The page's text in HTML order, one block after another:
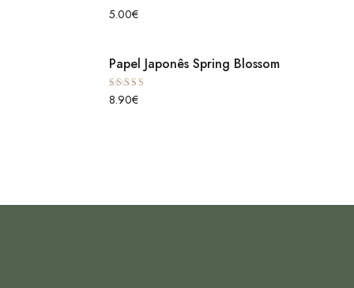
Avaliação
5.00 de 5
5.00€
Papel Japonês Spring Blossom
Avaliação
5.00 de 5
8.90€